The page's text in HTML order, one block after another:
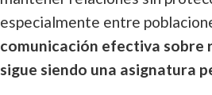
especialmente entre
comunicación efectiva sobre
sigue siendo una asignatura